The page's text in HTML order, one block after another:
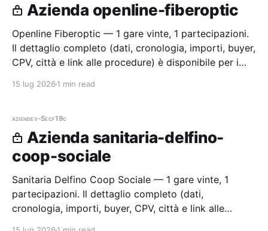
Azienda openline-fiberoptic
Openline Fiberoptic — 1 gare vinte, 1 partecipazioni.
Il dettaglio completo (dati, cronologia, importi, buyer,
CPV, città e link alle procedure) è disponibile per i
15 lug 2026 1 min read
aziendev-5ecf19c
Azienda sanitaria-delfino-
coop-sociale
Sanitaria Delfino Coop Sociale — 1 gare vinte, 1
partecipazioni. Il dettaglio completo (dati,
cronologia, importi, buyer, CPV, città e link alle